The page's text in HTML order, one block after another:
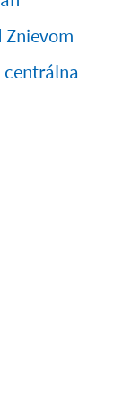
Znievom
centrálna